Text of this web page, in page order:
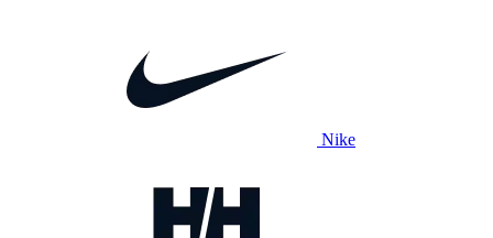
Nike